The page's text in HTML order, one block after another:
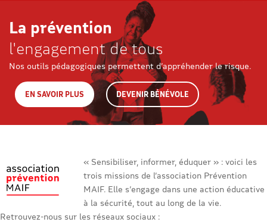
La prévention
l'engagement de tous
Nos outils pédagogiques permettent d’appréhender le risque.
EN SAVOIR PLUS DEVENIR BÉNÉVOLE
« Sensibiliser, informer, éduquer » : voici les
trois missions de l’association Prévention
MAIF. Elle s’engage dans une action éducative
à la sécurité, tout au long de la vie.
Retrouvez-nous sur les réseaux sociaux :